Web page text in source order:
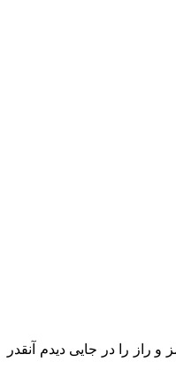
راز را در جایی دیدم آنقدر